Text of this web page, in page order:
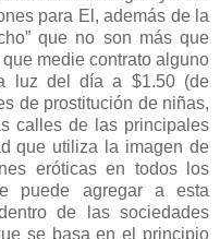
para El, además de la
que no son más que
medie contrato alguno
luz del día a $1.50 (de
de prostitución de niñas,
calles de las principales
que utiliza la imagen de
eróticas en todos los
puede agregar a esta
de las sociedades
se basa en el principio